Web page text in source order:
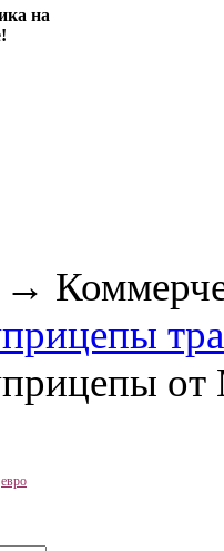
на
→
евро